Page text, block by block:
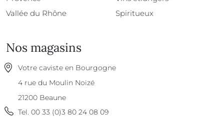
Vallée du Rhône
Spiritueux
Nos magasins
Votre caviste en Bourgogne
4 rue du Moulin Noizé
21200 Beaune
Tel. 00 33 (0)3 80 24 08 09